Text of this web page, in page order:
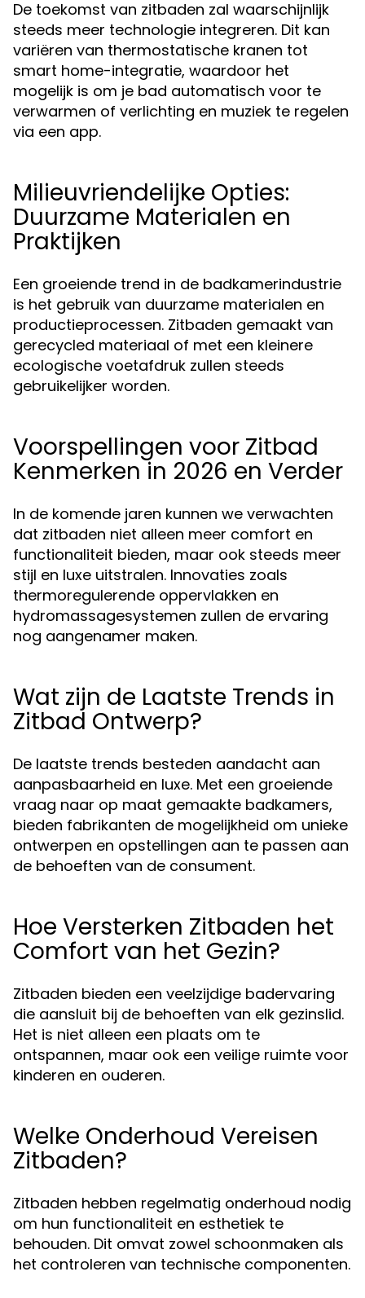
De toekomst van zitbaden zal waarschijnlijk
steeds meer technologie integreren. Dit kan
variëren van thermostatische kranen tot
smart home-integratie, waardoor het
mogelijk is om je bad automatisch voor te
verwarmen of verlichting en muziek te regelen
via een app.
Milieuvriendelijke Opties:
Duurzame Materialen en
Praktijken
Een groeiende trend in de badkamerindustrie
is het gebruik van duurzame materialen en
productieprocessen. Zitbaden gemaakt van
gerecycled materiaal of met een kleinere
ecologische voetafdruk zullen steeds
gebruikelijker worden.
Voorspellingen voor Zitbad
Kenmerken in 2026 en Verder
In de komende jaren kunnen we verwachten
dat zitbaden niet alleen meer comfort en
functionaliteit bieden, maar ook steeds meer
stijl en luxe uitstralen. Innovaties zoals
thermoregulerende oppervlakken en
hydromassagesystemen zullen de ervaring
nog aangenamer maken.
Wat zijn de Laatste Trends in
Zitbad Ontwerp?
De laatste trends besteden aandacht aan
aanpasbaarheid en luxe. Met een groeiende
vraag naar op maat gemaakte badkamers,
bieden fabrikanten de mogelijkheid om unieke
ontwerpen en opstellingen aan te passen aan
de behoeften van de consument.
Hoe Versterken Zitbaden het
Comfort van het Gezin?
Zitbaden bieden een veelzijdige badervaring
die aansluit bij de behoeften van elk gezinslid.
Het is niet alleen een plaats om te
ontspannen, maar ook een veilige ruimte voor
kinderen en ouderen.
Welke Onderhoud Vereisen
Zitbaden?
Zitbaden hebben regelmatig onderhoud nodig
om hun functionaliteit en esthetiek te
behouden. Dit omvat zowel schoonmaken als
het controleren van technische componenten.